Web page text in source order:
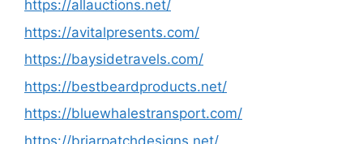
https://allauctions.net/
https://avitalpresents.com/
https://baysidetravels.com/
https://bestbeardproducts.net/
https://bluewhalestransport.com/
https://briarpatchdesigns.net/